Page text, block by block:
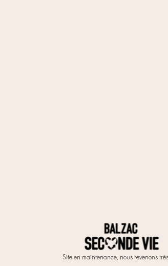
Site en maintenance, nous revenons